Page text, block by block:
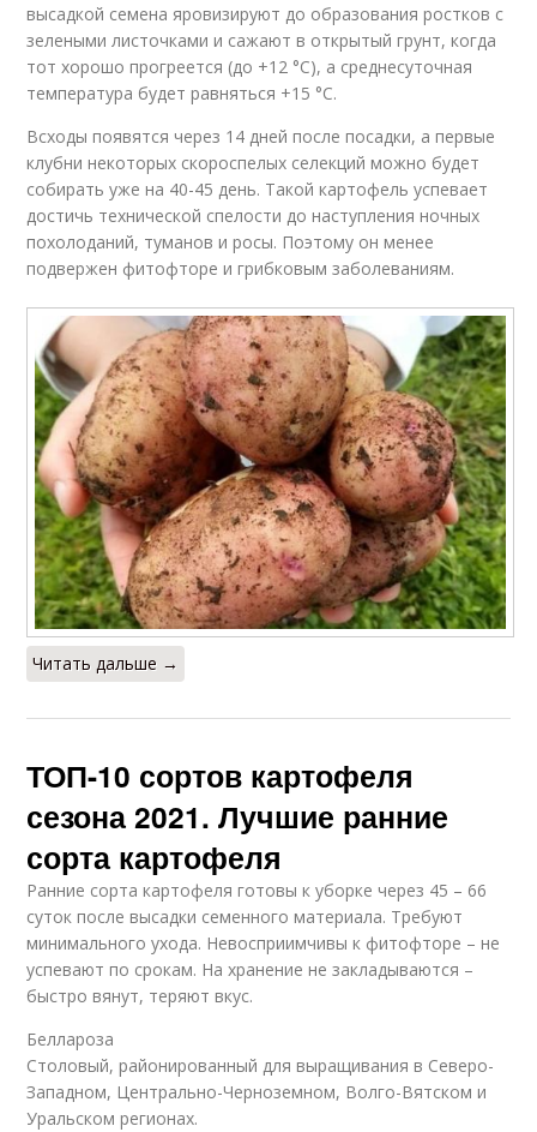
высадкой семена яровизируют до образования ростков с
зелеными листочками и сажают в открытый грунт, когда
тот хорошо прогреется (до +12 °C), а среднесуточная
температура будет равняться +15 °C.
Всходы появятся через 14 дней после посадки, а первые
клубни некоторых скороспелых селекций можно будет
собирать уже на 40-45 день. Такой картофель успевает
достичь технической спелости до наступления ночных
похолоданий, туманов и росы. Поэтому он менее
подвержен фитофторе и грибковым заболеваниям.
Читать дальше →
ТОП-10 сортов картофеля
сезона 2021. Лучшие ранние
сорта картофеля
Ранние сорта картофеля готовы к уборке через 45 – 66
суток после высадки семенного материала. Требуют
минимального ухода. Невосприимчивы к фитофторе – не
успевают по срокам. На хранение не закладываются –
быстро вянут, теряют вкус.
Беллароза
Столовый, районированный для выращивания в Северо-
Западном, Центрально-Черноземном, Волго-Вятском и
Уральском регионах.